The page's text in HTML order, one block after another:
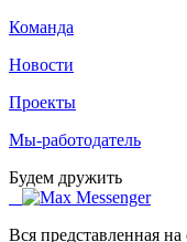
Команда
Новости
Проекты
Мы-работодатель
Будем дружить
Вся представленная